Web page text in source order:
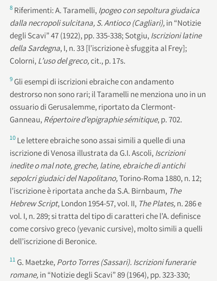
8 Riferimenti: A. Taramelli,Ipogeo con sepoltura giudaica
dalla necropoli sulcitana, S. Antioco (Cagliari),in “Notizie
degli Scavi” 47 (1922), pp. 335-338; Sotgiu,Iscrizioni latine
della Sardegna, I, n. 33 [l’iscrizione è sfuggita al Frey];
Colorni,L’uso del greco,cit., p. 17s.
9 Gli esempi di iscrizioni ebraiche con andamento
destrorso non sono rari; il Taramelli ne menziona uno in un
ossuario di Gerusalemme, riportato da Clermont-
Ganneau,Répertoire d’epigraphie sémitique, p. 702.
10 Le lettere ebraiche sono assai simili a quelle di una
iscrizione di Venosa illustrata da G.I. Ascoli,Iscrizioni
inedite o mal note, greche, latine, ebraiche di antichi
sepolcri giudaici del Napolitano,Torino-Roma 1880, n. 12;
l’iscrizione è riportata anche da S.A. Birnbaum, The
Hebrew Script,London 1954-57, voI. II, The Plates,n. 286 e
vol. I, n. 289; si tratta del tipo di caratteri che l’A. definisce
come corsivo greco (yevanic cursive), molto simili a quelli
dell’iscrizione di Beronice.
11 G. Maetzke,Porto Torres (Sassari). Iscrizioni funerarie
romane,in “Notizie degli Scavi” 89 (1964), pp. 323-330;